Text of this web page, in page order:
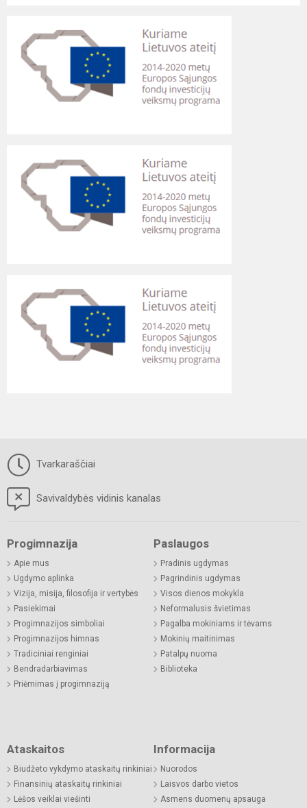
Tvarkaraščiai
Savivaldybės vidinis kanalas
Progimnazija
Apie mus
Ugdymo aplinka
Vizija, misija, filosofija ir vertybės
Pasiekimai
Progimnazijos simboliai
Progimnazijos himnas
Tradiciniai renginiai
Bendradarbiavimas
Priėmimas į progimnaziją
Paslaugos
Pradinis ugdymas
Pagrindinis ugdymas
Visos dienos mokykla
Neformalusis švietimas
Pagalba mokiniams ir tėvams
Mokinių maitinimas
Patalpų nuoma
Biblioteka
Ataskaitos
Biudžeto vykdymo ataskaitų rinkiniai
Finansinių ataskaitų rinkiniai
Lėšos veiklai viešinti
Informacija
Nuorodos
Laisvos darbo vietos
Asmens duomenų apsauga